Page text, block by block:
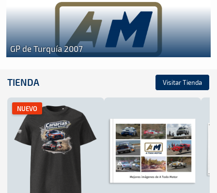
GP de Turquía 2007
TIENDA Visitar Tienda
NUEVO